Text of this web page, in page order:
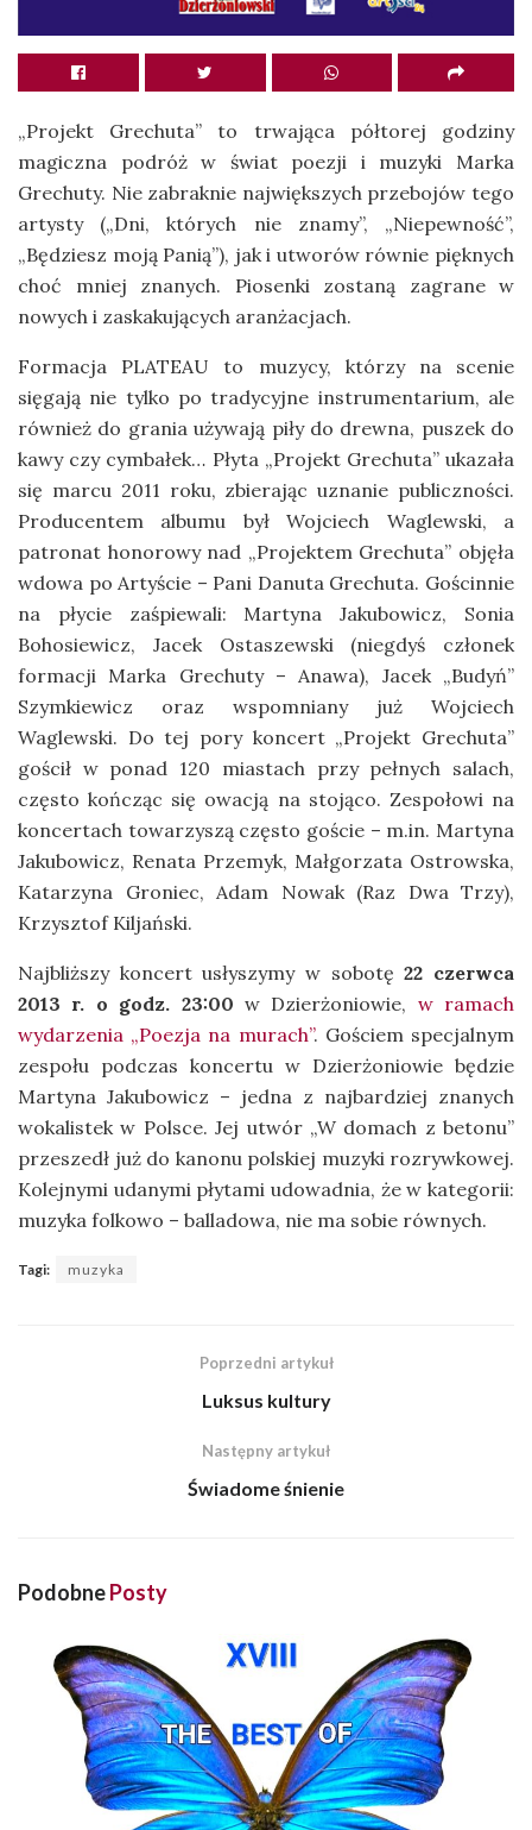
„Projekt Grechuta” to trwająca półtorej godziny
magiczna podróż w świat poezji i muzyki Marka
Grechuty. Nie zabraknie największych przebojów tego
artysty („Dni, których nie znamy”, „Niepewność”,
„Będziesz moją Panią”), jak i utworów równie pięknych
choć mniej znanych. Piosenki zostaną zagrane w
nowych i zaskakujących aranżacjach.
Formacja PLATEAU to muzycy, którzy na scenie
sięgają nie tylko po tradycyjne instrumentarium, ale
również do grania używają piły do drewna, puszek do
kawy czy cymbałek… Płyta „Projekt Grechuta” ukazała
się marcu 2011 roku, zbierając uznanie publiczności.
Producentem albumu był Wojciech Waglewski, a
patronat honorowy nad „Projektem Grechuta” objęła
wdowa po Artyście – Pani Danuta Grechuta. Gościnnie
na płycie zaśpiewali: Martyna Jakubowicz, Sonia
Bohosiewicz, Jacek Ostaszewski (niegdyś członek
formacji Marka Grechuty – Anawa), Jacek „Budyń”
Szymkiewicz oraz wspomniany już Wojciech
Waglewski. Do tej pory koncert „Projekt Grechuta”
gościł w ponad 120 miastach przy pełnych salach,
często kończąc się owacją na stojąco. Zespołowi na
koncertach towarzyszą często goście – m.in. Martyna
Jakubowicz, Renata Przemyk, Małgorzata Ostrowska,
Katarzyna Groniec, Adam Nowak (Raz Dwa Trzy),
Krzysztof Kiljański.
Najbliższy koncert usłyszymy w sobotę22 czerwca
2013 r. o godz. 23:00 w Dzierżoniowie, w ramach
wydarzenia „Poezja na murach”. Gościem specjalnym
zespołu podczas koncertu w Dzierżoniowie będzie
Martyna Jakubowicz – jedna z najbardziej znanych
wokalistek w Polsce. Jej utwór „W domach z betonu”
przeszedł już do kanonu polskiej muzyki rozrywkowej.
Kolejnymi udanymi płytami udowadnia, że w kategorii:
muzyka folkowo – balladowa, nie ma sobie równych.
Tagi: muzyka
Poprzedni artykuł
Luksus kultury
Następny artykuł
Świadome śnienie
PodobnePosty